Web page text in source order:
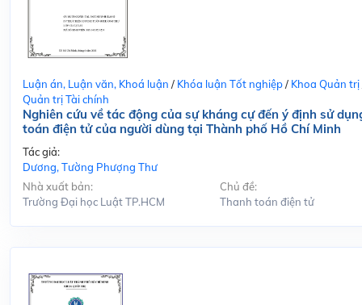
Luận án, Luận văn, Khoá luận / Khóa luận Tốt nghiệp/ Khoa Quản trị
Quản trị Tài chính
Nghiên cứu về tác động của sự kháng cự đến ý định sử
toán điện tử của người dùng tại Thành phố Hồ Chí Minh
Tác giả:
Dương, Tường Phượng Thư
Nhà xuất bản:
Trường Đại học Luật TP.HCM
Chủ đề:
Thanh toán điện tử